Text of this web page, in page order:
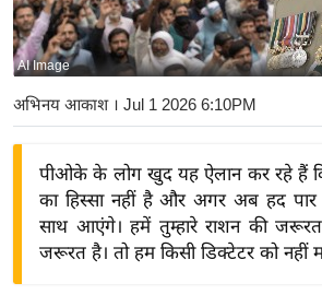
र्रा
ष्ट्री
य
बि
ज़
द्यो
AI Image
अभिनय आकाश। Jul 1 2026 6:10PM
पीओके के लोग खुद यह ऐलान कर रहे हैं
का हिस्सा नहीं है और अगर अब हद
साथ आएंगे। हमें तुम्हारे राशन की जरूरत
जरूरत है। तो हम किसी डिक्टेटर को नहीं